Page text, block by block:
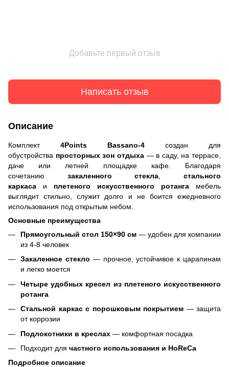
Добавьте первый отзыв
Написать отзыв
Описание
Комплект 4Points Bassano-4 создан для
обустройства просторных зон отдыха— в саду, на террасе,
даче или летней площадке кафе. Благодаря
сочетанию закаленного стекла ,стального
каркаса и плетеного искусственного ротанга мебель
выглядит стильно, служит долго и не боится ежедневного
использования под открытым небом.
Основные преимущества
Прямоугольный стол 150×90 см — удобен для компании
из 4-8 человек
Закаленное стекло — прочное, устойчивое к царапинам
и легко моется
Четыре удобных кресел из плетеного искусственного
ротанга
Стальной каркас с порошковым покрытием — защита
от коррозии
Подлокотники в креслах — комфортная посадка
Подходит для частного использования и HoReCa
Подробное описание